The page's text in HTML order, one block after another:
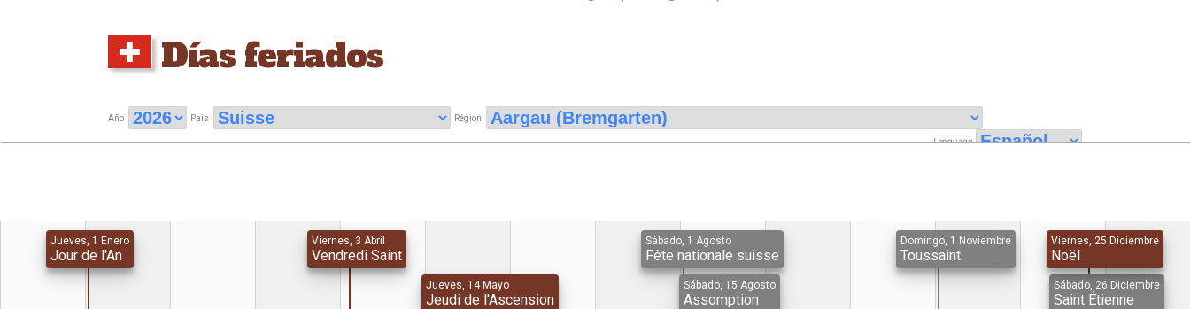
Días feriados
Año País Région
Language
Jueves, 1 Enero
Jour de l'An
Viernes, 3 Abril
Vendredi Saint
Jueves, 14 Mayo
Jeudi de l'Ascension
Sábado, 1 Agosto
Fête nationale suisse
Sábado, 15 Agosto
Assomption
Domingo, 1 Noviembre
Toussaint
Viernes, 25 Diciembre
Noël
Sábado, 26 Diciembre
Saint Étienne